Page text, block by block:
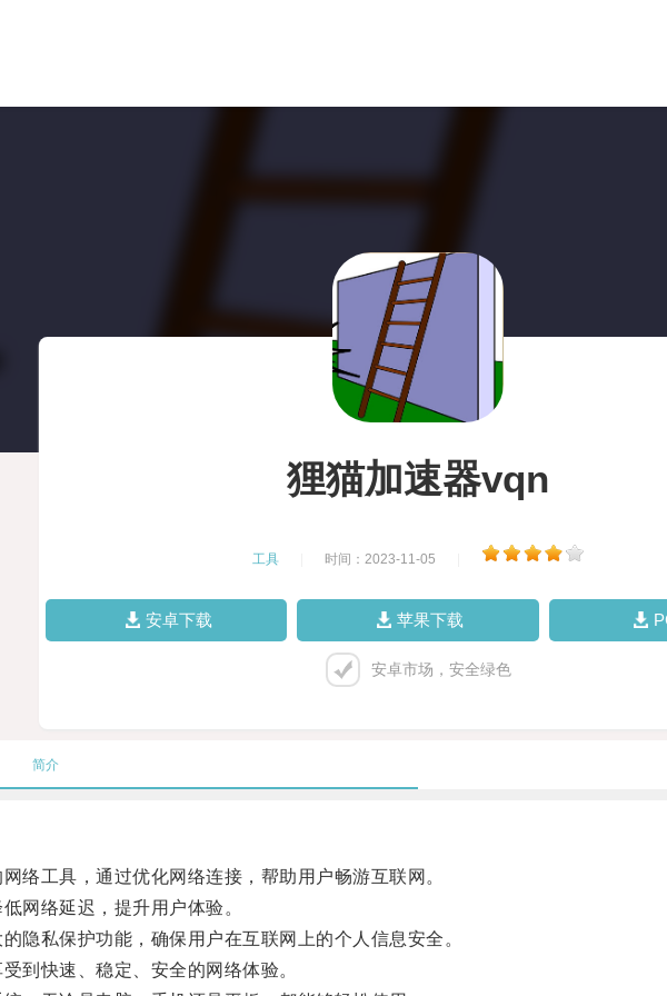
狸猫加速器vqn
工具 时间：2023-11-05
安卓下载 苹果下载
安卓市场，安全绿色
简介
工具，通过优化网络连接，帮助用户畅游互联网。
络延迟，提升用户体验。
私保护功能，确保用户在互联网上的个人信息安全。
快速、稳定、安全的网络体验。